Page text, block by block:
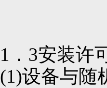
1．3安装许
(1)设备与随